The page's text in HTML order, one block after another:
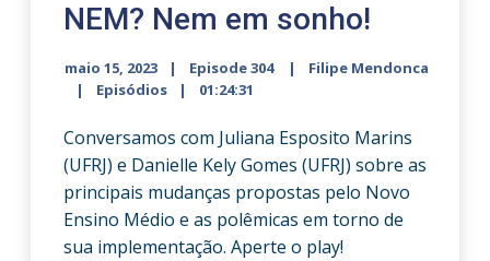
NEM? Nem em sonho!
maio 15, 2023 Episode 304
Filipe Mendonca
Episódios
01:24:31
Conversamos com Juliana Esposito Marins
(UFRJ) e Danielle Kely Gomes (UFRJ) sobre as
principais mudanças propostas pelo Novo
Ensino Médio e as polêmicas em torno de
sua implementação. Aperte o play!